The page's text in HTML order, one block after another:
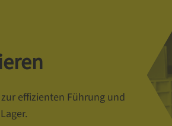
effizienten Führung und